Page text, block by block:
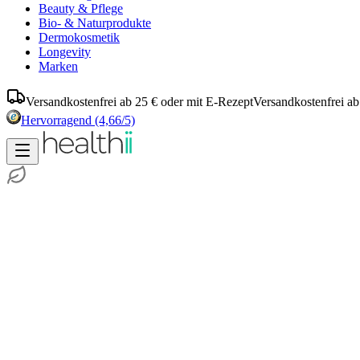
Beauty & Pflege
Bio- & Naturprodukte
Dermokosmetik
Longevity
Marken
Versandkostenfrei ab 25 € oder mit E-RezeptVersandkostenfrei
Hervorragend (4,66/5)